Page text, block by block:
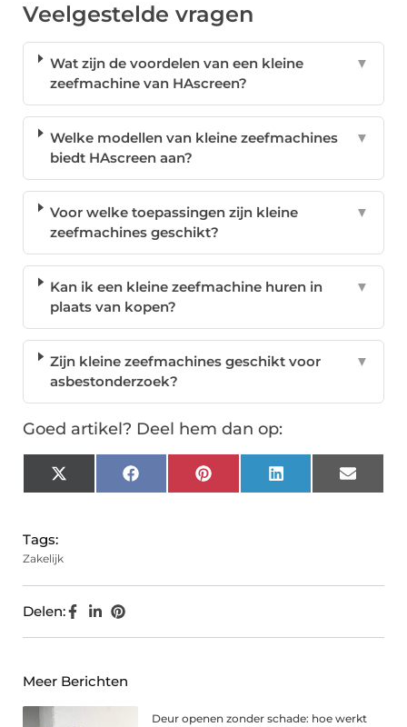
Veelgestelde vragen
Wat zijn de voordelen van een kleine
zeefmachine van HAscreen?
▼
Welke modellen van kleine zeefmachines
biedt HAscreen aan?
▼
Voor welke toepassingen zijn kleine
zeefmachines geschikt?
▼
Kan ik een kleine zeefmachine huren in
plaats van kopen?
▼
Zijn kleine zeefmachines geschikt voor
asbestonderzoek?
▼
Goed artikel? Deel hem dan op:
X
(Twitter)
FacebookPinterest LinkedIn Email
Tags:
Zakelijk
Delen:
Meer Berichten
Deur openen zonder schade: hoe werkt